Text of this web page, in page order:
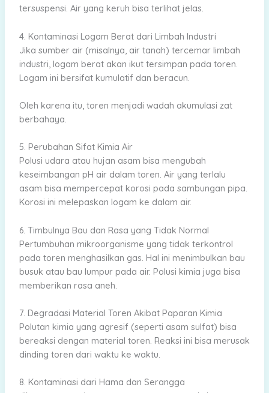
tersuspensi. Air yang keruh bisa terlihat jelas.
4. Kontaminasi Logam Berat dari Limbah Industri
Jika sumber air (misalnya, air tanah) tercemar limbah
industri, logam berat akan ikut tersimpan pada toren.
Logam ini bersifat kumulatif dan beracun.
Oleh karena itu, toren menjadi wadah akumulasi zat
berbahaya.
5. Perubahan Sifat Kimia Air
Polusi udara atau hujan asam bisa mengubah
keseimbangan pH air dalam toren. Air yang terlalu
asam bisa mempercepat korosi pada sambungan pipa.
Korosi ini melepaskan logam ke dalam air.
6. Timbulnya Bau dan Rasa yang Tidak Normal
Pertumbuhan mikroorganisme yang tidak terkontrol
pada toren menghasilkan gas. Hal ini menimbulkan bau
busuk atau bau lumpur pada air. Polusi kimia juga bisa
memberikan rasa aneh.
7. Degradasi Material Toren Akibat Paparan Kimia
Polutan kimia yang agresif (seperti asam sulfat) bisa
bereaksi dengan material toren. Reaksi ini bisa merusak
dinding toren dari waktu ke waktu.
8. Kontaminasi dari Hama dan Serangga